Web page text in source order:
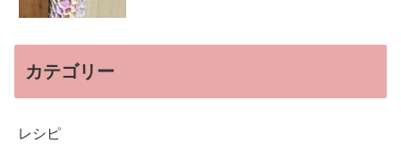
カテゴリー
レシピ